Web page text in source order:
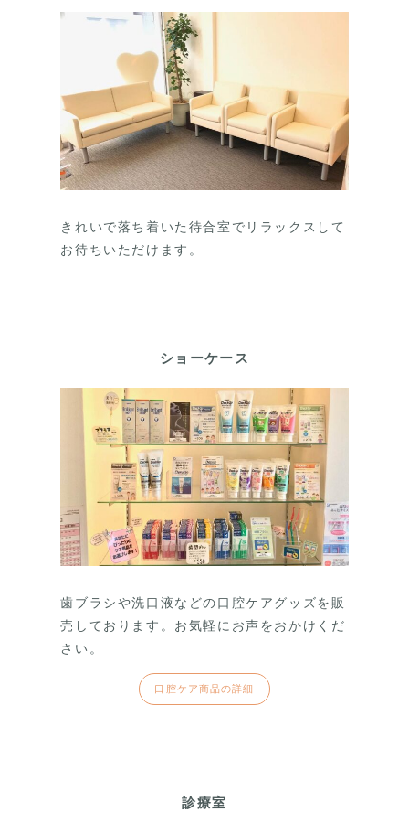
きれいで落ち着いた待合室でリラックスして
お待ちいただけます。
ショーケース
歯ブラシや洗口液などの口腔ケアグッズを販
売しております。お気軽にお声をおかけくだ
さい。
口腔ケア商品の詳細
診療室